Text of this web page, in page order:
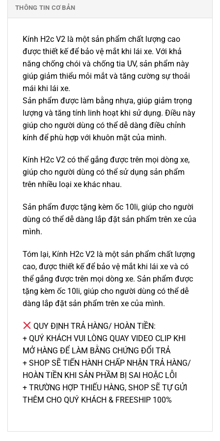
THÔNG TIN CƠ BẢN
Kính H2c V2 là một sản phẩm chất lượng cao
được thiết kế để bảo vệ mắt khi lái xe. Với khả
năng chống chói và chống tia UV, sản phẩm này
giúp giảm thiểu mỏi mắt và tăng cường sự thoải
mái khi lái xe.
Sản phẩm được làm bằng nhựa, giúp giảm trọng
lượng và tăng tính linh hoạt khi sử dụng. Điều này
giúp cho người dùng có thể dễ dàng điều chỉnh
kính để phù hợp với khuôn mặt của mình.
Kính H2c V2 có thể gắng được trên mọi dòng xe,
giúp cho người dùng có thể sử dụng sản phẩm
trên nhiều loại xe khác nhau.
Sản phẩm được tặng kèm ốc 10li, giúp cho người
dùng có thể dễ dàng lắp đặt sản phẩm trên xe của
mình.
Tóm lại, Kính H2c V2 là một sản phẩm chất lượng
cao, được thiết kế để bảo vệ mắt khi lái xe và có
thể gắng được trên mọi dòng xe. Sản phẩm được
tặng kèm ốc 10li, giúp cho người dùng có thể dễ
dàng lắp đặt sản phẩm trên xe của mình.
QUY ĐỊNH TRẢ HÀNG/ HOÀN TIỀN:
+ QUÝ KHÁCH VUI LÒNG QUAY VIDEO CLIP KHI
MỞ HÀNG ĐỂ LÀM BẰNG CHỨNG ĐỔI TRẢ
+ SHOP SẼ TIẾN HÀNH CHẤP NHẬN TRẢ HÀNG/
HOÀN TIỀN KHI SẢN PHẦM BỊ SAI HOẶC LỖI
+ TRƯỜNG HỢP THIẾU HÀNG, SHOP SẼ TỰ GỬI
THÊM CHO QUÝ KHÁCH & FREESHIP 100%